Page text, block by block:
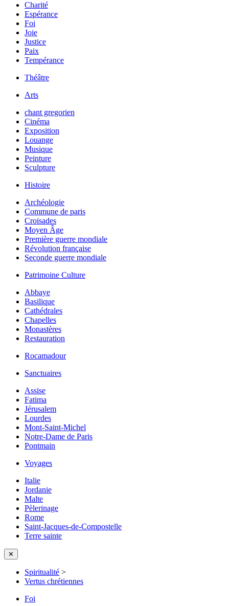
Charité
Espérance
Foi
Joie
Justice
Paix
Tempérance
Théâtre
Arts
chant gregorien
Cinéma
Exposition
Louange
Musique
Peinture
Sculpture
Histoire
Archéologie
Commune de paris
Croisades
Moyen Âge
Première guerre mondiale
Révolution française
Seconde guerre mondiale
Patrimoine Culture
Abbaye
Basilique
Cathédrales
Chapelles
Monastères
Restauration
Rocamadour
Sanctuaires
Assise
Fatima
Jérusalem
Lourdes
Mont-Saint-Michel
Notre-Dame de Paris
Pontmain
Voyages
Italie
Jordanie
Malte
Pèlerinage
Rome
Saint-Jacques-de-Compostelle
Terre sainte
✕
Spiritualité >
Vertus chrétiennes
Foi